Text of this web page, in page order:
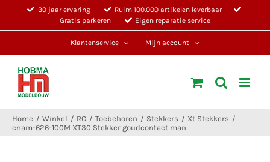
30 jaar ervaring
Ruim 100.000 artikelen leverbaar
Gratis parkeren
Eigen reparatie service
Klantenservice Mijn account
Home Winkel RC Toebehoren Stekkers
Xt Stekkers
cnam-626-100M XT30 Stekker goudcontact man